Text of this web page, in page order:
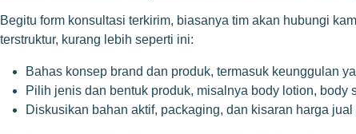
Begitu form konsultasi terkirim, biasanya tim akan hubungi
terstruktur, kurang lebih seperti ini:
Bahas konsep brand dan produk, termasuk keunggulan
Pilih jenis dan bentuk produk, misalnya body lotion, body
Diskusikan bahan aktif, packaging, dan kisaran harga